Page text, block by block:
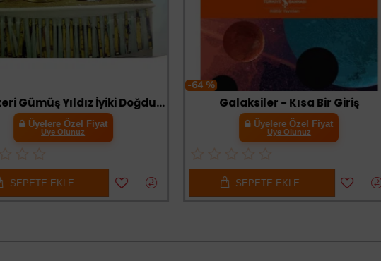
Mavi Üzeri Gümüş Yıldız İyiki Doğdun Flama Süs
Üyelere Özel Fiyat
Üye Olunuz
EKLE
-64 %
Galaksiler - Kısa Bir Giriş
Üyelere Özel Fiyat
Üye Olunuz
SEPETE EKLE